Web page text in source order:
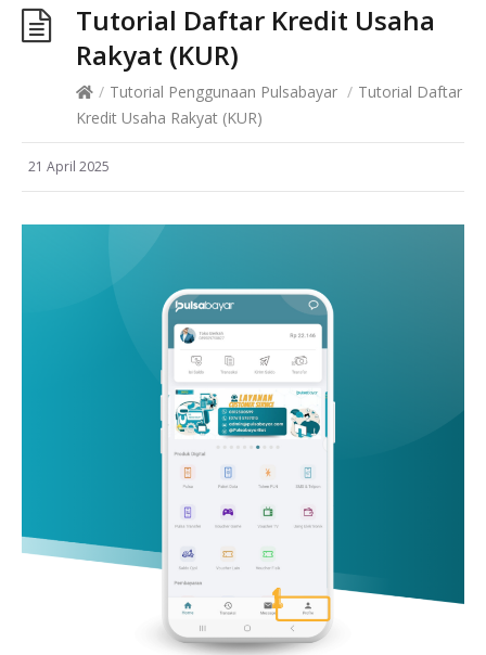
Tutorial Daftar Kredit Usaha
Rakyat (KUR)
/ Tutorial Penggunaan Pulsabayar / Tutorial Daftar
Kredit Usaha Rakyat (KUR)
21 April 2025